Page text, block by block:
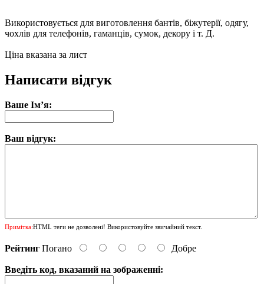
Використовується для виготовлення бантів, біжутерії, одягу,
чохлів для телефонів, гаманців, сумок, декору і т. Д.
Ціна вказана за лист
Написати відгук
Ваше Ім’я:
Ваш відгук:
Примітка:HTML теги не дозволені! Використовуйте звичайний текст.
Рейтинг Погано Добре
Введіть код, вказаний на зображенні: